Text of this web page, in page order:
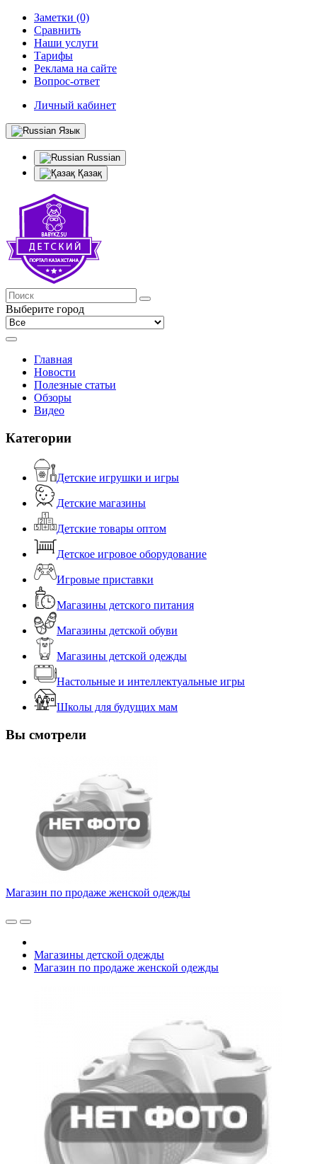
Заметки (0)
Сравнить
Наши услуги
Тарифы
Реклама на сайте
Вопрос-ответ
Личный кабинет
Язык
Russian
Қазақ
Выберите город
Главная
Новости
Полезные статьи
Обзоры
Видео
Категории
Детские игрушки и игры
Детские магазины
Детские товары оптом
Детское игровое оборудование
Игровые приставки
Магазины детского питания
Магазины детской обуви
Магазины детской одежды
Настольные и интеллектуальные игры
Школы для будущих мам
Вы смотрели
Магазин по продаже женской одежды
Магазины детской одежды
Магазин по продаже женской одежды